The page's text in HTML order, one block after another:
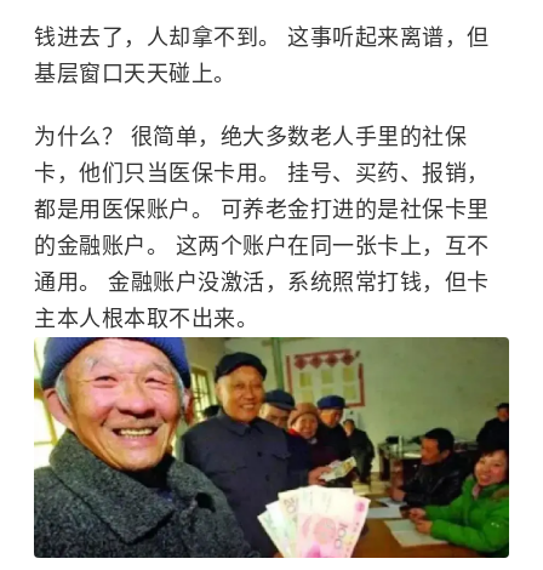
钱进去了，人却拿不到。 这事听起来离谱，但
基层窗口天天碰上。
为什么？ 很简单，绝大多数老人手里的社保
卡，他们只当医保卡用。 挂号、买药、报销，
都是用医保账户。 可养老金打进的是社保卡里
的金融账户。 这两个账户在同一张卡上，互不
通用。 金融账户没激活，系统照常打钱，但卡
主本人根本取不出来。